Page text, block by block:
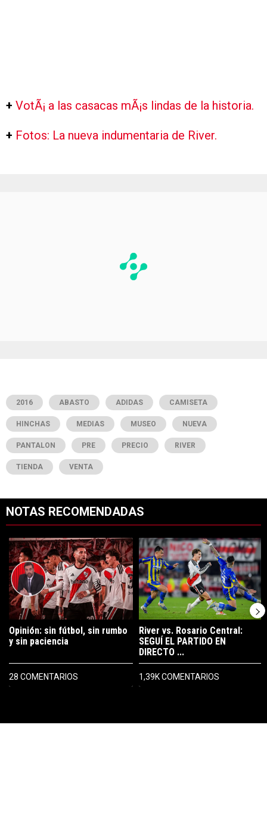
+ VotÃ¡ a las casacas mÃ¡s lindas de la historia.
+ Fotos: La nueva indumentaria de River.
2016 ABASTO ADIDAS CAMISETA
HINCHAS MEDIAS MUSEO NUEVA
PANTALON PRE PRECIO RIVER
TIENDA VENTA
NOTAS RECOMENDADAS
Un artículo de tendencia con el título "Opinión: sin fútbol, sin rumbo
Opinión: sin fútbol, sin rumbo
y sin paciencia
28 COMENTARIOS
Un artículo de tendencia con el
River vs. Rosario Central:
SEGUÍ EL PARTIDO EN
DIRECTO ...
1,39K COMENTARIOS